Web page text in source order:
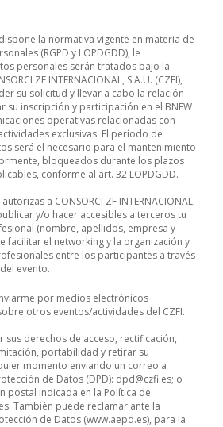
la normativa vigente en materia de
(RGPD y LOPDGDD), le
personales serán tratados bajo la
ZF INTERNACIONAL, S.A.U. (CZFI),
su solicitud y llevar a cabo la relación
su inscripción y participación en el BNEW
operativas relacionadas con
exclusivas. El período de
será el necesario para el mantenimiento
bloqueados durante los plazos
conforme al art. 32 LOPDGDD.
a CONSORCI ZF INTERNACIONAL,
y/o hacer accesibles a terceros tu
(nombre, apellidos, empresa y
facilitar el networking y la organización y
entre los participantes a través
evento.
por medios electrónicos
otros eventos/actividades del CZFI.
sus derechos de acceso, rectificación,
portabilidad y retirar su
momento enviando un correo a
de Datos (DPD): dpd@czfi.es; o
postal indicada en la Política de
También puede reclamar ante la
de Datos (www.aepd.es), para la